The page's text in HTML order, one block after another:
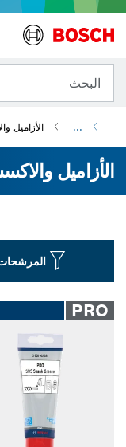
البحث
... الأزاميل
الأزاميل
PRO